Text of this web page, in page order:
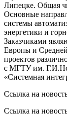
Липецке. Общая
Основные
системы
энергетики и
Заказчиками
Европы и
проектов
с МГТУ им.
«Системная
Ссылка на
Ссылка на